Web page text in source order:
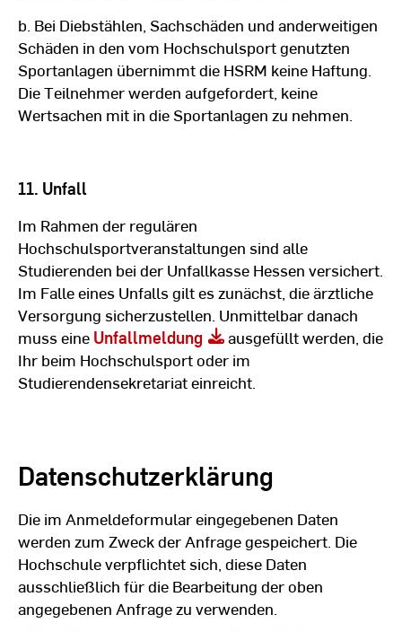
b. Bei Diebstählen, Sachschäden und anderweitigen
Schäden in den vom Hochschulsport genutzten
Sportanlagen übernimmt die HSRM keine Haftung.
Die Teilnehmer werden aufgefordert, keine
Wertsachen mit in die Sportanlagen zu nehmen.
11. Unfall
Im Rahmen der regulären
Hochschulsportveranstaltungen sind alle
Studierenden bei der Unfallkasse Hessen versichert.
Im Falle eines Unfalls gilt es zunächst, die ärztliche
Versorgung sicherzustellen. Unmittelbar danach
muss eine Unfallmeldung
ausgefüllt werden, die
Ihr beim Hochschulsport oder im
Studierendensekretariat einreicht.
Datenschutzerklärung
Die im Anmeldeformular eingegebenen Daten
werden zum Zweck der Anfrage gespeichert. Die
Hochschule verpflichtet sich, diese Daten
ausschließlich für die Bearbeitung der oben
angegebenen Anfrage zu verwenden.